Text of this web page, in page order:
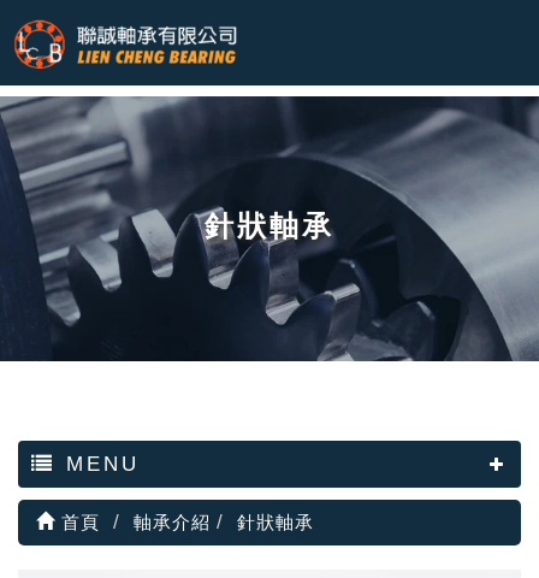
針狀軸承
MENU
首頁 軸承介紹 針狀軸承